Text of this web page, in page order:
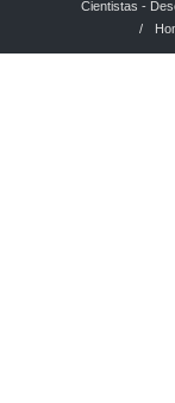
Cientistas -
/